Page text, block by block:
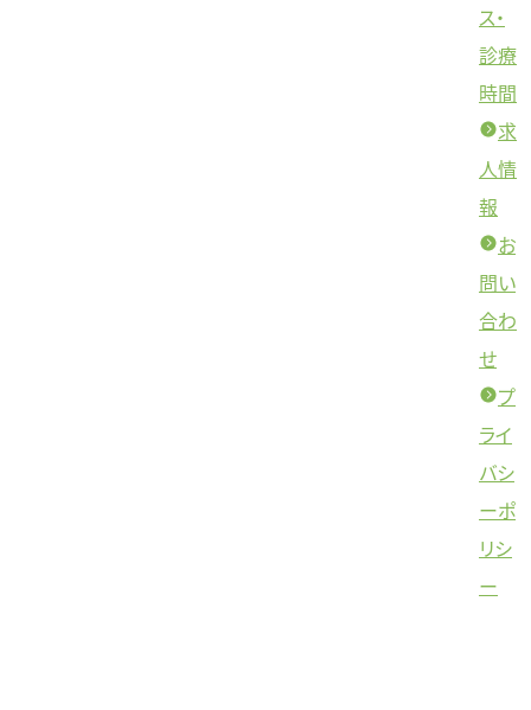
ス・
診療
時間
求
人情
報
お
問い
合わ
せ
プ
ライ
バシ
ーポ
リシ
ー